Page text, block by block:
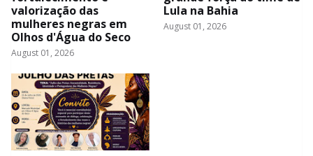
valorização das
mulheres negras em
Olhos d'Água do Seco
August 01, 2026
Lula na Bahia
August 01, 2026